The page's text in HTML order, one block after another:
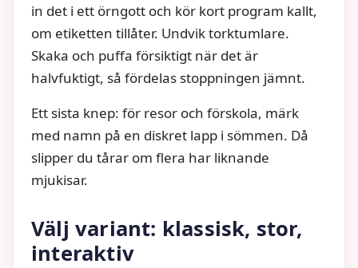
in det i ett örngott och kör kort program kallt,
om etiketten tillåter. Undvik torktumlare.
Skaka och puffa försiktigt när det är
halvfuktigt, så fördelas stoppningen jämnt.
Ett sista knep: för resor och förskola, märk
med namn på en diskret lapp i sömmen. Då
slipper du tårar om flera har liknande
mjukisar.
Välj variant: klassisk, stor,
interaktiv